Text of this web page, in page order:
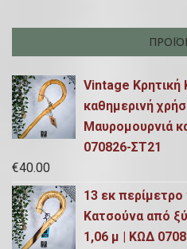
Vintage Κρητική
καθημερινή
Μαυρομουρνιά
070826-ΣΤ21
€40.00
13 εκ
Κατσούνα από
1,06 μ | ΚΩΔ